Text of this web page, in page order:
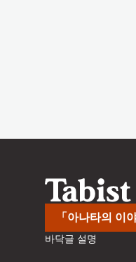
「아나타의 이
바닥글 설명